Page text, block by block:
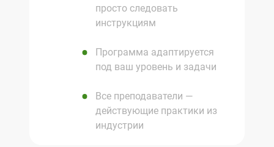
просто следовать
инструкциям
Программа адаптируется
под ваш уровень и задачи
Все преподаватели —
действующие практики из
индустрии